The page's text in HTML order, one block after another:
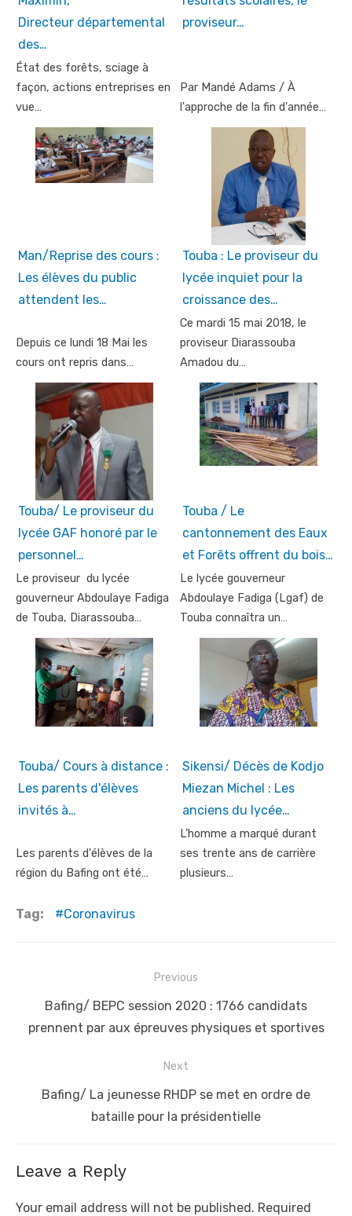
Directeur départemental
des…
État des forêts, sciage à
façon, actions entreprises en
vue…
proviseur…
Par Mandé Adams / À
l'approche de la fin d'année…
Man/Reprise des cours :
Les élèves du public
attendent les…
Depuis ce lundi 18 Mai les
cours ont repris dans…
Touba : Le proviseur du
lycée inquiet pour la
croissance des…
Ce mardi 15 mai 2018, le
proviseur Diarassouba
Amadou du…
Touba/ Le proviseur du
lycée GAF honoré par le
personnel…
Le proviseur du lycée
gouverneur Abdoulaye Fadiga
de Touba, Diarassouba…
Touba / Le
cantonnement des Eaux
et Forêts offrent du bois…
Le lycée gouverneur
Abdoulaye Fadiga (Lgaf) de
Touba connaîtra un…
Touba/ Cours à distance :
Les parents d'élèves
invités à…
Les parents d'élèves de la
région du Bafing ont été…
Sikensi/ Décès de Kodjo
Miezan Michel : Les
anciens du lycée…
L’homme a marqué durant
ses trente ans de carrière
plusieurs…
Tag: Coronavirus
navigation
Previous
Previous
post:
Bafing/ BEPC session 2020 : 1766 candidats
prennent par aux épreuves physiques et sportives
Next
NextBafing/ La jeunesse RHDP se met en ordre de
bataille pour la présidentielle
Leave a Reply
Your email address will not be published. Required